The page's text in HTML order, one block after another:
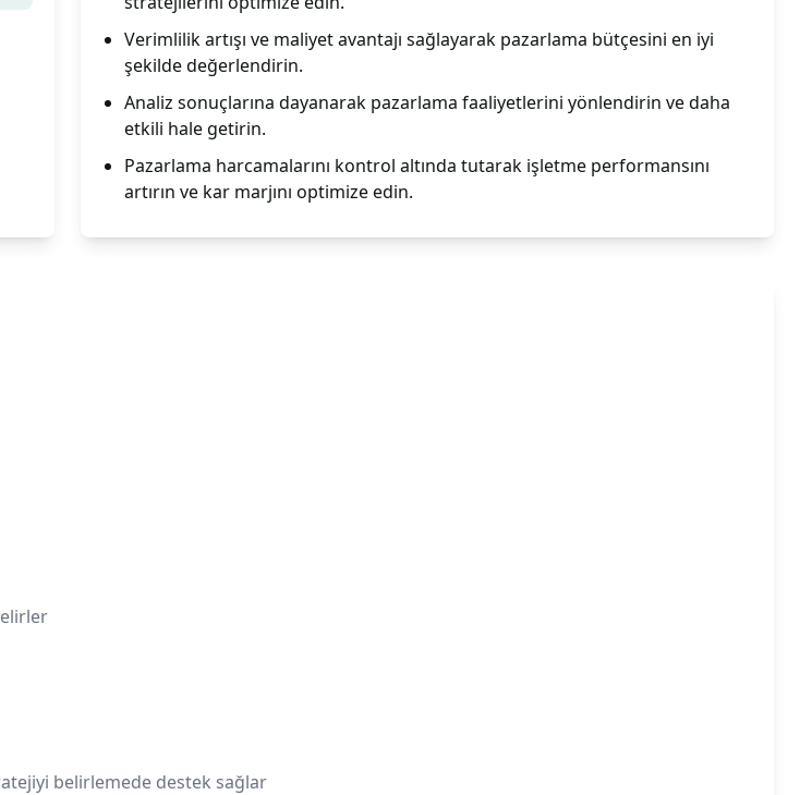
Verimlilik artışı ve maliyet avantajı sağlayarak pazarlama bütçesini en iyi
şekilde değerlendirin.
Analiz sonuçlarına dayanarak pazarlama faaliyetlerini yönlendirin ve daha
etkili hale getirin.
Pazarlama harcamalarını kontrol altında tutarak işletme performansını
artırın ve kar marjını optimize edin.
belirlemede destek sağlar